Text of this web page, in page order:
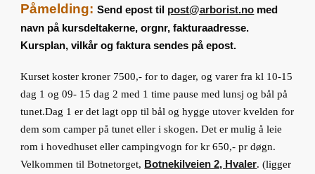
Påmelding:Send epost til post@arborist.no med
navn på kursdeltakerne, orgnr, fakturaadresse.
Kursplan, vilkår og faktura sendes på epost.
Kurset koster kroner 7500,- for to dager, og varer fra kl 10-15
dag 1 og 09- 15 dag 2 med 1 time pause med lunsj og bål på
tunet.Dag 1 er det lagt opp til bål og hygge utover kvelden for
dem som camper på tunet eller i skogen. Det er mulig å leie
rom i hovedhuset eller campingvogn for kr 650,- pr døgn.
Velkommen til Botnetorget, Botnekilveien 2, Hvaler. (ligger